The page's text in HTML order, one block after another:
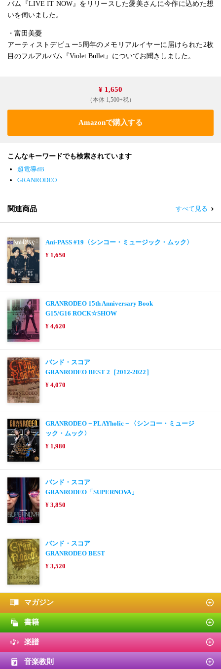
バム『LIVE IT NOW』をリリースした愛美さんに今作に込めた想
いを伺いました。
・富田美憂
アーティストデビュー5周年のメモリアルイヤーに届けられた2枚
目のフルアルバム『Violet Bullet』についてお聞きしました。
¥ 1,650
（本体 1,500+税）
Amazonで購入する
こんなキーワードでも検索されています
超電導dB
GRANRODEO
関連商品 すべて見る
Ani-PASS #19〈シンコー・ミュージック・ムック〉
¥ 1,650
GRANRODEO 15th Anniversary Book
G15/G16 ROCK☆SHOW
¥ 4,620
バンド・スコア
GRANRODEO BEST 2［2012-2022］
¥ 4,070
GRANRODEO－PLAYholic－〈シンコー・ミュージ
ック・ムック〉
¥ 1,980
バンド・スコア
GRANRODEO「SUPERNOVA」
¥ 3,850
バンド・スコア
GRANRODEO BEST
¥ 3,520
マガジン
書籍
楽譜
音楽教則